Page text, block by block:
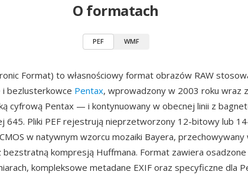
O formatach
PEF WMF
Format) to własnościowy format obrazów RAW
bezlusterkowce Pentax, wprowadzony w 2003 roku
cyfrową Pentax — i kontynuowany w obecnej linii z
645. Pliki PEF rejestrują nieprzetworzony 12-bitowy lub
w natywnym wzorcu mozaiki Bayera,
bezstratną kompresją Huffmana. Format zawiera
kompleksowe metadane EXIF oraz specyficzne dla